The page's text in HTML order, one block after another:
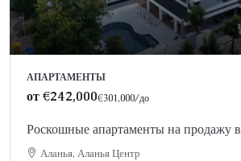
АПАРТАМЕНТЫ
от€242,000€301,000/до
Роскошные апартаменты на продажу
Аланья, Аланья Центр